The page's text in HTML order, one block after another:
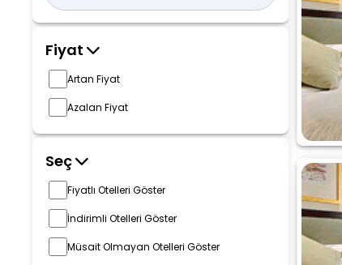
Fiyat
Artan Fiyat
Azalan Fiyat
Seç
Fiyatlı Otelleri Göster
İndirimli Otelleri Göster
Müsait Olmayan Otelleri Göster